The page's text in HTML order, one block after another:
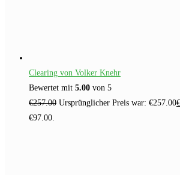
Clearing von Volker Knehr
Bewertet mit 5.00 von 5
€257.00 Ursprünglicher Preis war: €257.00€
€97.00.